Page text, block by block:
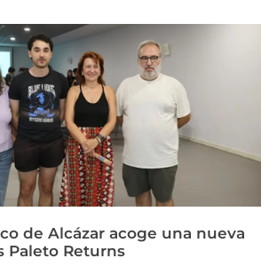
de Alcázar acoge una nueva
Paleto Returns